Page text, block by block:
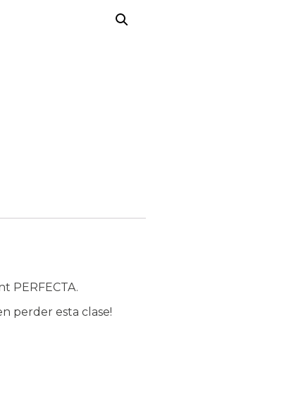
PERFECTA.
perder esta clase!